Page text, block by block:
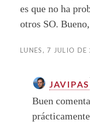
es que no ha
otros SO.
LUNES, 7 JULIO
JAVIPAS
Buen